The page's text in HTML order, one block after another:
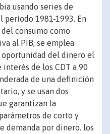
usando series de
1981-1993. En
consumo como
al PIB, se emplea
del dinero el
de los CDT a 90
de una definición
y se usan dos
garantizan la
de corto y
demanda por dinero. los